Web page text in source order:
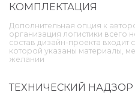
КОМПЛЕКТАЦИЯ
Дополнительная опция к
организация логистики всего
состав дизайн-проекта входит
которой указаны материалы,
желании
ТЕХНИЧЕСКИЙ НАДЗОР